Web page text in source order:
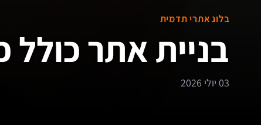
בלוג אתרי תדמית
בניית אתר כולל
03 יולי 2026